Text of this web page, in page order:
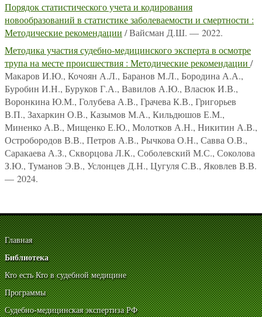
Порядок статистического учета и кодирования
новообразований в статистике заболеваемости и смертности :
Методические рекомендации / Вайсман Д.Ш. — 2022.
Методика участия судебно-медицинского эксперта в осмотре
трупа на месте происшествия : Методические рекомендации /
Макаров И.Ю., Кочоян А.Л., Баранов М.Л., Бородина А.А.,
Буробин И.Н., Буруков Г.А., Вавилов А.Ю., Власюк И.В.,
Воронкина Ю.М., Голубева А.В., Грачева К.В., Григорьев
В.П., Захаркин О.В., Казымов М.А., Кильдюшов Е.М.,
Миненко А.В., Мищенко Е.Ю., Молотков А.Н., Никитин А.В.,
Остробородов В.В., Петров А.В., Рычкова О.Н., Савва О.В.,
Саракаева А.З., Скворцова Л.К., Соболевский М.С., Соколова
З.Ю., Туманов Э.В., Услонцев Д.Н., Цугуля С.В., Яковлев В.В.
— 2024.
Главная
Библиотека
Кто есть Кто в судебной медицине
Программы
Судебно-медицинская экспертиза РФ